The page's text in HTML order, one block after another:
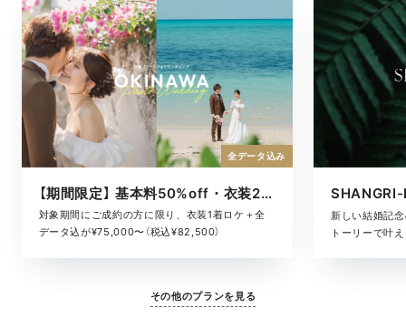
【期間限定】 基本料50%off・衣装2着ロケ
対象期間にご成約の方に限り、衣装1着ロケ＋全
データ込が¥75,000〜（税込¥82,500）
全データ込み
新しい結婚記念
トーリーで叶
その他のプランを見る